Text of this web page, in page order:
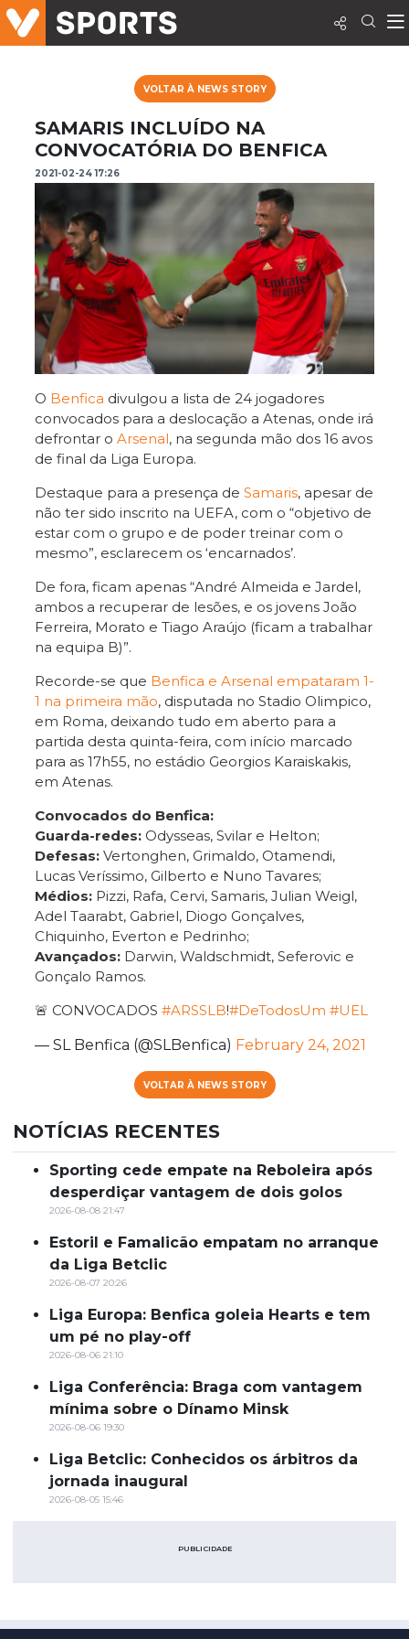
VOLTAR À NEWS STORY
SAMARIS INCLUÍDO NA
CONVOCATÓRIA DO BENFICA
2021-02-24 17:26
O Benfica divulgou a lista de 24 jogadores
convocados para a deslocação a Atenas, onde irá
defrontar o Arsenal, na segunda mão dos 16 avos
de final da Liga Europa.
Destaque para a presença de Samaris, apesar de
não ter sido inscrito na UEFA, com o “objetivo de
estar com o grupo e de poder treinar com o
mesmo”, esclarecem os ‘encarnados’.
De fora, ficam apenas “André Almeida e Jardel,
ambos a recuperar de lesões, e os jovens João
Ferreira, Morato e Tiago Araújo (ficam a trabalhar
na equipa B)”.
Recorde-se que Benfica e Arsenal empataram 1-
1 na primeira mão, disputada no Stadio Olimpico,
em Roma, deixando tudo em aberto para a
partida desta quinta-feira, com início marcado
para as 17h55, no estádio Georgios Karaiskakis,
em Atenas.
Convocados do Benfica:
Guarda-redes: Odysseas, Svilar e Helton;
Defesas: Vertonghen, Grimaldo, Otamendi,
Lucas Veríssimo, Gilberto e Nuno Tavares;
Médios: Pizzi, Rafa, Cervi, Samaris, Julian Weigl,
Adel Taarabt, Gabriel, Diogo Gonçalves,
Chiquinho, Everton e Pedrinho;
Avançados: Darwin, Waldschmidt, Seferovic e
Gonçalo Ramos.
🚨 CONVOCADOS #ARSSLB!#DeTodosUm #UEL
— SL Benfica (@SLBenfica) February 24, 2021
VOLTAR À NEWS STORY
NOTÍCIAS RECENTES
Sporting cede empate na Reboleira após
desperdiçar vantagem de dois golos
2026-08-08 21:47
Estoril e Famalicão empatam no arranque
da Liga Betclic
2026-08-07 20:26
Liga Europa: Benfica goleia Hearts e tem
um pé no play-off
2026-08-06 21:10
Liga Conferência: Braga com vantagem
mínima sobre o Dínamo Minsk
2026-08-06 19:30
Liga Betclic: Conhecidos os árbitros da
jornada inaugural
2026-08-05 15:46
PUBLICIDADE